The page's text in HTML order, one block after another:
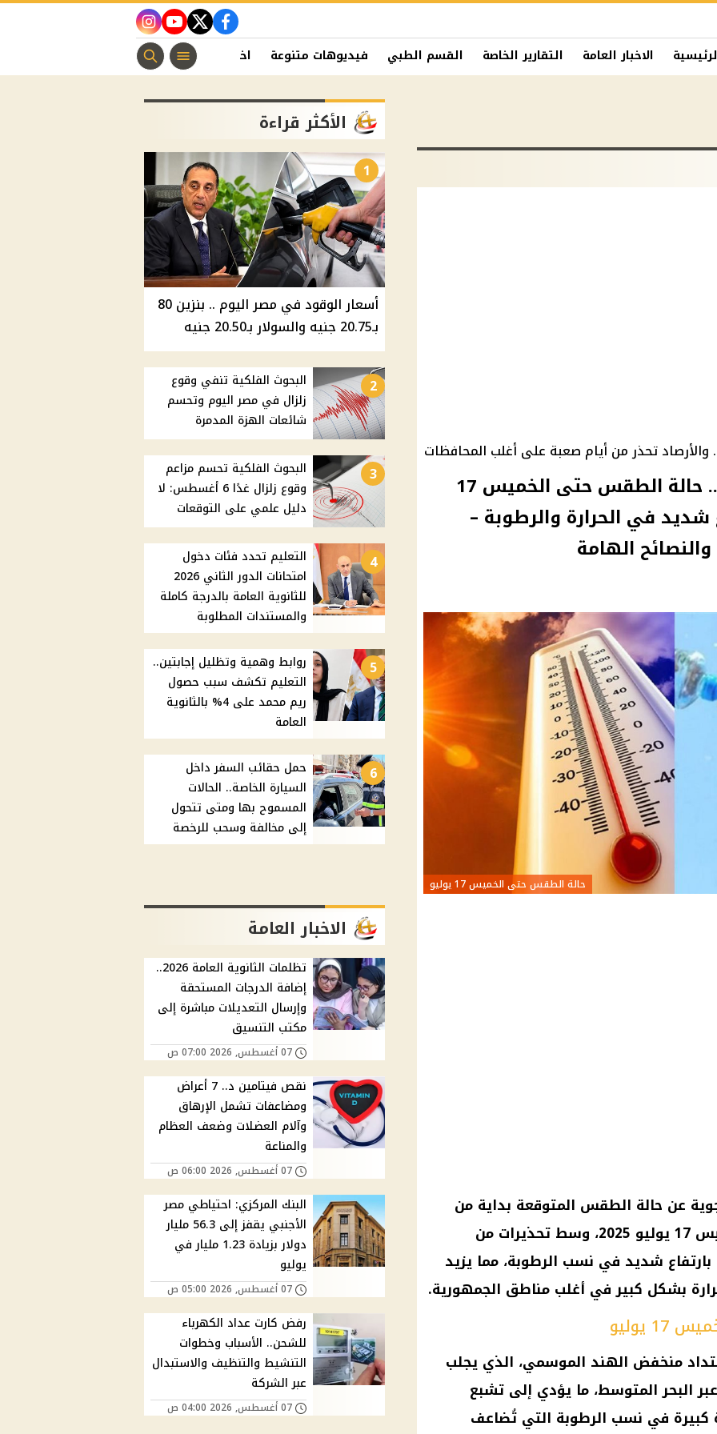
facebook
twitter
youtube
instagram
الاخبار العامة التقارير الخاصة القسم الطبي فيديوهات متنوعة اخبار الفن منوعات مسيحية
تحذر من أيام صعبة على أغلب المحافظات
"يارب استر من اللي جاي".. حالة الطقس حتى الخميس 17
شديد في الحرارة والرطوبة –
الهامة
حالة الطقس حتى الخميس 17 يوليو
عن حالة الطقس المتوقعة بداية من
اليوم الأحد 13 يوليو وحتى الخميس 17 يوليو 2025، وسط تحذيرات من
بارتفاع شديد في نسب الرطوبة، مما يزيد
بشكل كبير في أغلب مناطق الجمهورية.
منخفض الهند الموسمي، الذي يجلب
البحر المتوسط، ما يؤدي إلى تشبع
كبيرة في نسب الرطوبة التي تُضاعف
الأكثر قراءة
1
أسعار الوقود في مصر اليوم .. بنزين 80
بـ20.75 جنيه والسولار بـ20.50 جنيه
2
البحوث الفلكية تنفي وقوع
زلزال في مصر اليوم وتحسم
شائعات الهزة المدمرة
3
البحوث الفلكية تحسم مزاعم
وقوع زلزال غدًا 6 أغسطس: لا
دليل علمي على التوقعات
4
التعليم تحدد فئات دخول
امتحانات الدور الثاني 2026
للثانوية العامة بالدرجة كاملة
والمستندات المطلوبة
5
روابط وهمية وتظليل إجابتين..
التعليم تكشف سبب حصول
ريم محمد على 4% بالثانوية
العامة
6
حمل حقائب السفر داخل
السيارة الخاصة.. الحالات
المسموح بها ومتى تتحول
إلى مخالفة وسحب للرخصة
الاخبار العامة
تظلمات الثانوية العامة 2026..
إضافة الدرجات المستحقة
وإرسال التعديلات مباشرة إلى
مكتب التنسيق
07 أغسطس, 2026 07:00 ص
نقص فيتامين د.. 7 أعراض
ومضاعفات تشمل الإرهاق
وآلام العضلات وضعف العظام
والمناعة
07 أغسطس, 2026 06:00 ص
البنك المركزي: احتياطي مصر
الأجنبي يقفز إلى 56.3 مليار
دولار بزيادة 1.23 مليار في
يوليو
07 أغسطس, 2026 05:00 ص
رفض كارت عداد الكهرباء
للشحن.. الأسباب وخطوات
التنشيط والتنظيف والاستبدال
عبر الشركة
07 أغسطس, 2026 04:00 ص